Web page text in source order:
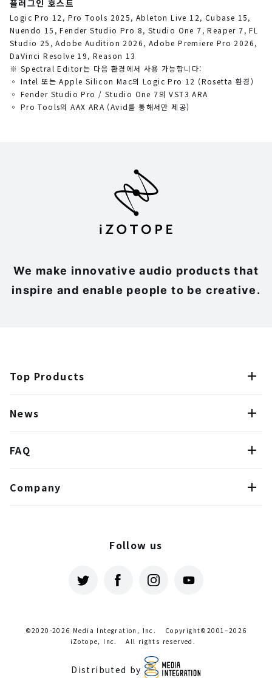
플러그인 호스트
Logic Pro 12, Pro Tools 2025, Ableton Live 12, Cubase 15,
Nuendo 15, Fender Studio Pro 8, Studio One 7, Reaper 7, FL
Studio 25, Adobe Audition 2026, Adobe Premiere Pro 2026,
DaVinci Resolve 19, Reason 13
※ Spectral Editor는 다음 환경에서 사용 가능합니다:
◦ Intel 또는 Apple Silicon Mac의 Logic Pro 12 (Rosetta 환경)
◦ Fender Studio Pro / Studio One 7의 VST3 ARA
◦ Pro Tools의 AAX ARA (Avid를 통해서만 제공)
We make innovative audio products that
inspire and enable people to be creative.
Top Products
News
FAQ
Company
Follow us
©2020-2026 Media Integration, Inc.
Copyright©2001–2026
iZotope, Inc.
All rights reserved.
Distributed by